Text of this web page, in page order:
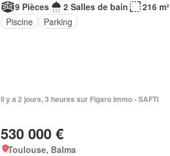
9 Pièces
2 Salles de bain
216 m²
Piscine
Parking
Il y a 2 jours, 3 heures sur Figaro Immo - SAFTI
530 000 €
Toulouse, Balma